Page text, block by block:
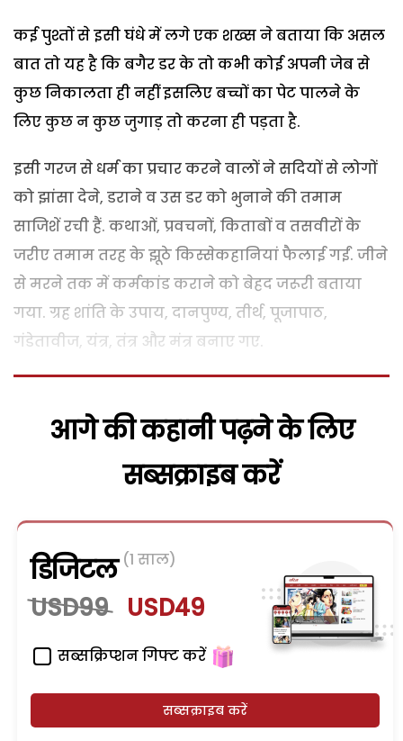
कई पुश्तों से इसी घंधे में लगे एक शख्स ने बताया कि असल
बात तो यह है कि बगैर डर के तो कभी कोई अपनी जेब से
कुछ निकालता ही नहीं इसलिए बच्चों का पेट पालने के
लिए कुछ न कुछ जुगाड़ तो करना ही पड़ता है.
इसी गरज से धर्म का प्रचार करने वालों ने सदियों से लोगों
को झांसा देने, डराने व उस डर को भुनाने की तमाम
साजिशें रची हैं. कथाओं, प्रवचनों, किताबों व तसवीरों के
जरीए तमाम तरह के झूठे किस्सेकहानियां फैलाई गईं. जीने
से मरने तक में कर्मकांड कराने को बेहद जरूरी बताया
गया. ग्रह शांति के उपाय, दानपुण्य, तीर्थ, पूजापाठ,
गंडेतावीज, यंत्र, तंत्र और मंत्र बनाए गए.
आगे की कहानी पढ़ने के लिए
सब्सक्राइब करें
डिजिटल (1 साल)
USD99 USD49
सब्सक्रिप्शन गिफ्ट करें
सब्सक्राइब करें